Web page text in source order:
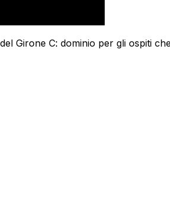
Girone C: dominio per gli ospiti